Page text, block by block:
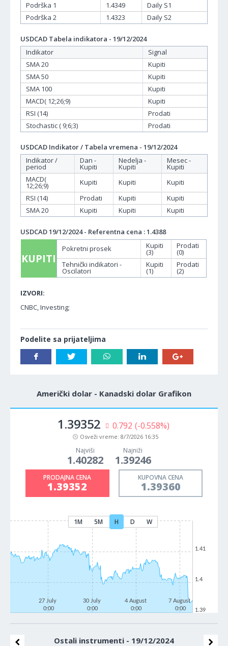
Podrška 1
1.4349
Daily S1
Podrška 2
1.4323 Daily S2
USDCAD Tabela indikatora - 19/12/2024
Indikator
Signal
SMA 20
Kupiti
SMA 50
Kupiti
SMA 100
Kupiti
MACD( 12;26;9)
Kupiti
RSI (14)
Prodati
Stochastic ( 9;6;3)
Prodati
USDCAD Indikator / Tabela vremena - 19/12/2024
Indikator /
period
Dan -
Kupiti
Nedelja -
Kupiti
Mesec -
Kupiti
MACD(
12;26;9) Kupiti Kupiti
Kupiti
RSI (14)
Prodati Kupiti
Kupiti
SMA 20
Kupiti Kupiti Kupiti
USDCAD 19/12/2024 - Referentna cena : 1.4388
KUPITI
Pokretni prosek Kupiti
(3)
Prodati
(0)
Tehnički indikatori -
Oscilatori
Kupiti
(1)
Prodati
(2)
IZVORI:
CNBC, Investing;
Podelite sa prijateljima
Američki dolar - Kanadski dolar Grafikon
1.39352 0.792 (-0.558%)
Osveži vreme: 8/7/2026 16:35
Najviši
1.40282
Najniži
1.39246
PRODAJNA CENA
1.39352
KUPOVNA CENA
1.39360
1M 5M H D W
27 July
0:00
30 July
0:00
4 August
0:00
7 August
0:00
1.39
1.4
1.41
Ostali instrumenti - 19/12/2024